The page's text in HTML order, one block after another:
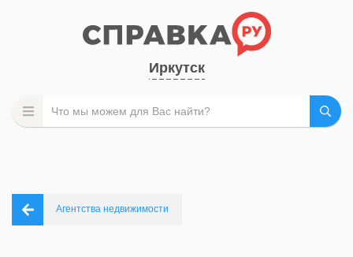
Иркутск
Агентства недвижимости